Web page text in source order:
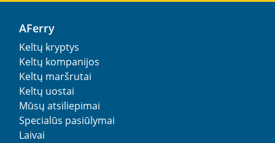
AFerry
Keltų kryptys
Keltų kompanijos
Keltų maršrutai
Keltų uostai
Mūsų atsiliepimai
Specialūs pasiūlymai
Laivai